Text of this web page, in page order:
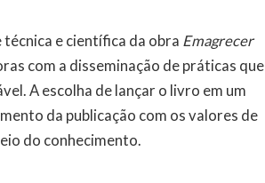
técnica e científica da obra Emagrecer
com a disseminação de práticas que
A escolha de lançar o livro em um
da publicação com os valores de
do conhecimento.